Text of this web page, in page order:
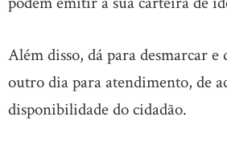
Além disso, dá para desmarcar e
outro dia para atendimento, de
disponibilidade do cidadão.